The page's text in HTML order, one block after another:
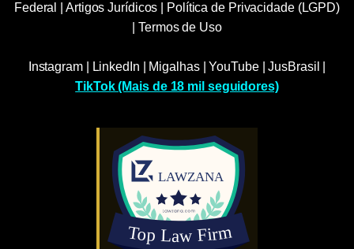
Federal
Artigos Jurídicos
Política de Privacidade (LGPD)
|Termos de Uso
Instagram| LinkedIn Migalhas|YouTube|JusBrasil
TikTok (Mais de 18 mil seguidores)